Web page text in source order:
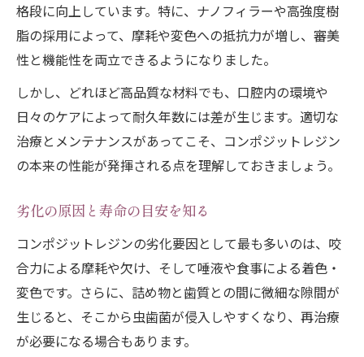
は
最新メンテナンスで耐久性アップを目指す
定期検診が寿命延長に与える役割
劣化を防ぐためのホームケア法
交換タイミングを見極めるチェックポイン
ト
耐久性で話題のコンポジットレジンの弱点とは
コンポジットレジンの主な弱点を解説
すぐ取れるトラブルの原因と対策法
虫歯になりやすい部位を知って予防
10年後・20年後の耐久性実態を探る
再治療リスクを減らす賢い選び方とケア法
格段に向上しています。特に、ナノフィラーや高強度樹
脂の採用によって、摩耗や変色への抵抗力が増し、審美
性と機能性を両立できるようになりました。
しかし、どれほど高品質な材料でも、口腔内の環境や
日々のケアによって耐久年数には差が生じます。適切な
治療とメンテナンスがあってこそ、コンポジットレジン
の本来の性能が発揮される点を理解しておきましょう。
劣化の原因と寿命の目安を知る
コンポジットレジンの劣化要因として最も多いのは、咬
合力による摩耗や欠け、そして唾液や食事による着色・
変色です。さらに、詰め物と歯質との間に微細な隙間が
生じると、そこから虫歯菌が侵入しやすくなり、再治療
が必要になる場合もあります。